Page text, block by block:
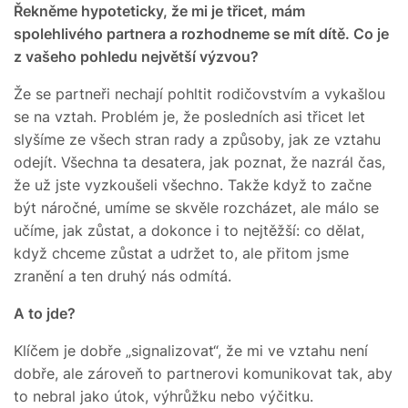
Řekněme hypoteticky, že mi je třicet, mám
spolehlivého partnera a rozhodneme se mít dítě. Co je
z vašeho pohledu největší výzvou?
Že se partneři nechají pohltit rodičovstvím a vykašlou
se na vztah. Problém je, že posledních asi třicet let
slyšíme ze všech stran rady a způsoby, jak ze vztahu
odejít. Všechna ta desatera, jak poznat, že nazrál čas,
že už jste vyzkoušeli všechno. Takže když to začne
být náročné, umíme se skvěle rozcházet, ale málo se
učíme, jak zůstat, a dokonce i to nejtěžší: co dělat,
když chceme zůstat a udržet to, ale přitom jsme
zranění a ten druhý nás odmítá.
A to jde?
Klíčem je dobře „signalizovat“, že mi ve vztahu není
dobře, ale zároveň to partnerovi komunikovat tak, aby
to nebral jako útok, výhrůžku nebo výčitku.